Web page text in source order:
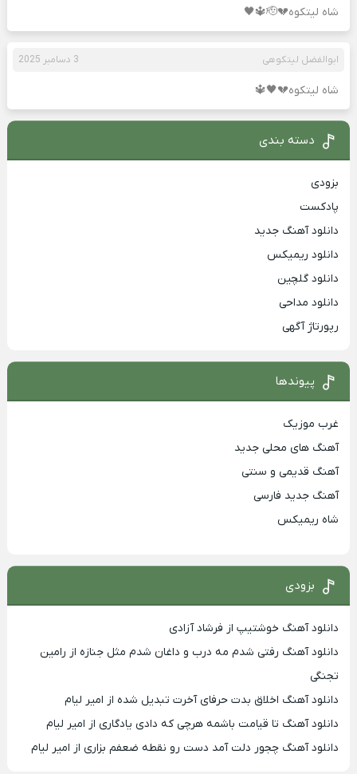
شاه لیتکوه💔🫡🔱🖤
ابوالفضل لیتکوهی 3 دسامبر 2025
شاه لیتکوه💔🖤🔱
دسته بندی
بزودی
پادکست
دانلود آهنگ جدید
دانلود ریمیکس
دانلود گلچین
دانلود مداحی
رپورتاژ آگهی
پیوندها
غرب موزیک
آهنگ های محلی جدید
آهنگ قدیمی و سنتی
آهنگ جدید فارسی
شاه ریمیکس
بزودی
دانلود آهنگ خوشتیپ از فرشاد آزادی
دانلود آهنگ رفتی شدم مه درب و داغان شدم مثل جنازه از رامین
تجنگی
دانلود آهنگ اخلاق بدت حرفای آخرت تبدیل شده از امیر لیام
دانلود آهنگ تا قیامت باشمه هرچی که دادی یادگاری از امیر لیام
دانلود آهنگ چجور دلت آمد دست رو نقطه ضعفم بزاری از امیر لیام